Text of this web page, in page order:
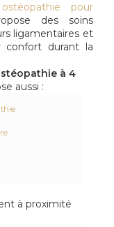
ostéopathie pour
des soins
ligamentaires et
confort durant la
à 4
aussi :
à proximité